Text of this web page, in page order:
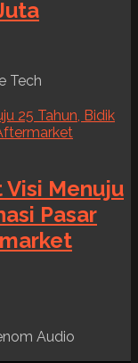
Tech
Visi Menuju
Pasar
Audio